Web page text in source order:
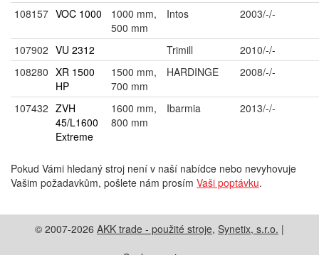
108157 VOC 1000
1000 mm,
500 mm
Intos 2003/-/-
107902 VU 2312 Trimill
2010/-/-
108280 XR 1500
HP
1500 mm,
700 mm
HARDINGE 2008/-/-
107432 ZVH
45/L1600
Extreme
1600 mm,
800 mm
Ibarmia 2013/-/-
Pokud Vámi hledaný stroj není v naší nabídce nebo nevyhovuje
Vašim požadavkům, pošlete nám prosím Vaši poptávku.
© 2007-2026 AKK trade - použité stroje, Synetix, s.r.o. |